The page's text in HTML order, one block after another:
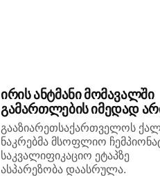
ირის ანტმანი მომავალში
გამართლების იმედად
გააზიარეთსაქართველოს
ნაკრებმა მსოფლიო
საკვალიფიკაციო ეტაპზე
ასპარეზობა დაასრულა.